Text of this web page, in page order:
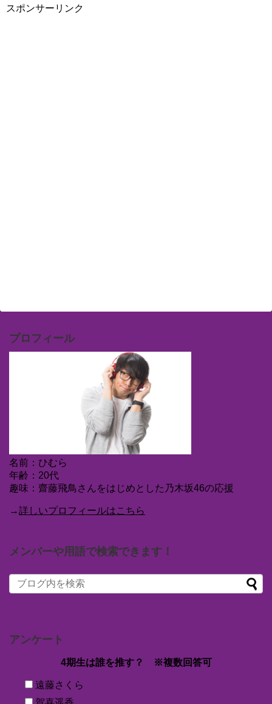
スポンサーリンク
プロフィール
名前：ひむら
年齢：20代
趣味：齋藤飛鳥さんをはじめとした乃木坂46の応援
→詳しいプロフィールはこちら
メンバーや用語で検索できます！
アンケート
4期生は誰を推す？ ※複数回答可
遠藤さくら